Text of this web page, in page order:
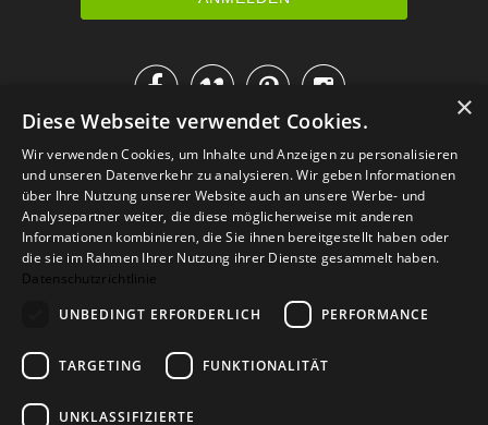

IM KATALOG BLÄTTERN
Versand Zahlarten
Retoure
×
Diese Webseite verwendet Cookies.
Wir verwenden Cookies, um Inhalte und Anzeigen zu personalisieren
und unseren Datenverkehr zu analysieren. Wir geben Informationen
über Ihre Nutzung unserer Website auch an unsere Werbe- und
Analysepartner weiter, die diese möglicherweise mit anderen
Informationen kombinieren, die Sie ihnen bereitgestellt haben oder
die sie im Rahmen Ihrer Nutzung ihrer Dienste gesammelt haben.
Datenschutzrichtlinie
UNBEDINGT ERFORDERLICH
PERFORMANCE
TARGETING FUNKTIONALITÄT
UNKLASSIFIZIERTE